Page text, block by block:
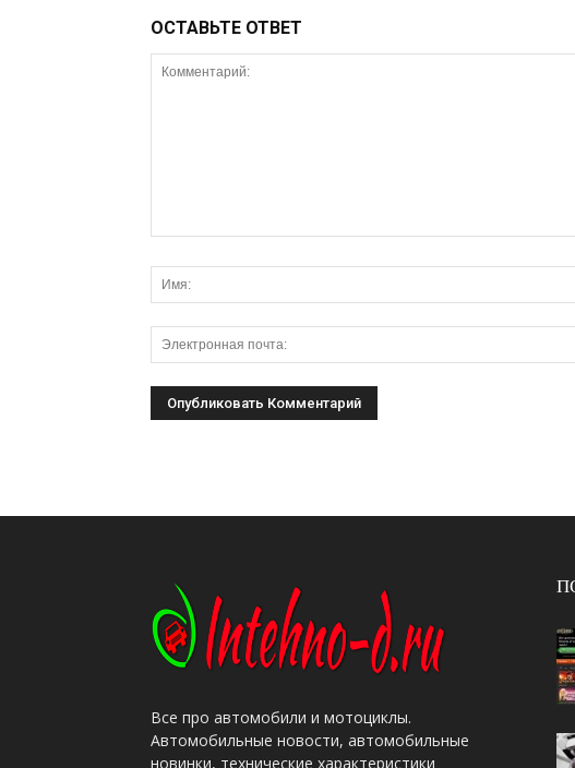
ОСТАВЬТЕ ОТВЕТ
Все про автомобили и мотоциклы.
Автомобильные новости, автомобильные
новинки, технические характеристики